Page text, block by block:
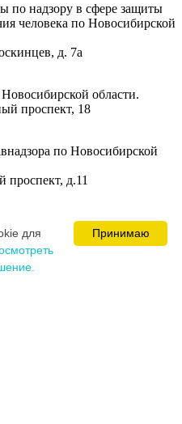
по надзору в сфере защиты
человека по Новосибирской
д. 7а
области.
проспект, 18
по Новосибирской
проспект, д.11
Принимаю
для